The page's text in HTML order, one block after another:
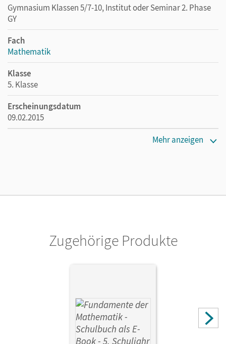
Gymnasium Klassen 5/7-10, Institut oder Seminar 2. Phase
GY
Fach
Mathematik
Klasse
5. Klasse
Erscheinungsdatum
09.02.2015
Flade, Lothar; Langlotz, Hubert; Eid, Wolfram; Durstewitz,
Nadeshda; Wortmann, Sandra; Klages, Walter; Krüger,
Sabine; Ahrens, Hans; Siekmann, Angelika
Mehr anzeigen
Zugehörige Produkte